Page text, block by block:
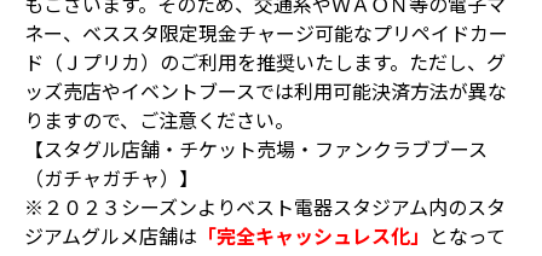
ネー、ベススタ限定現金チャージ可能なプリペイドカー
ド（Ｊプリカ）のご利用を推奨いたします。ただし、グ
ッズ売店やイベントブースでは利用可能決済方法が異な
りますので、ご注意ください。
【スタグル店舗・チケット売場・ファンクラブブース
（ガチャガチャ）】
※２０２３シーズンよりベスト電器スタジアム内のスタ
ジアムグルメ店舗は 「完全キャッシュレス化」 となって